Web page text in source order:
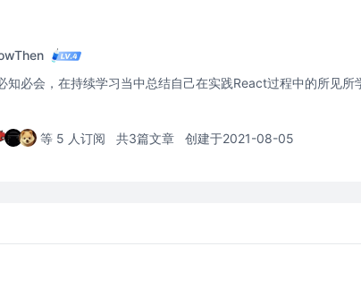
知必会，在持续学习当中总结自己在实践React过程中的所见所
等 5 人订阅 共3篇文章 创建于2021-08-05